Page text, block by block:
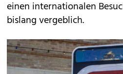
einen internationalen
bislang vergeblich.